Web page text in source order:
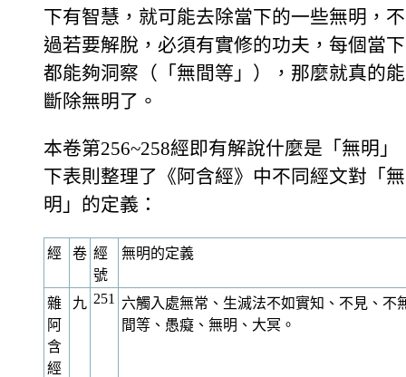
下有智慧，就可能去除當下的一些無明，不
過若要解脫，必須有實修的功夫，每個當下
都能夠洞察（「無間等」），那麼就真的能
斷除無明了。
本卷第256~258經即有解說什麼是「無明」
下表則整理了《阿含經》中不同經文對「無
明」的定義：
經 卷 經
號
無明的定義
雜
阿
含
經
九 251
六觸入處無常、生滅法不如實知、不見、不
間等、愚癡、無明、大冥。